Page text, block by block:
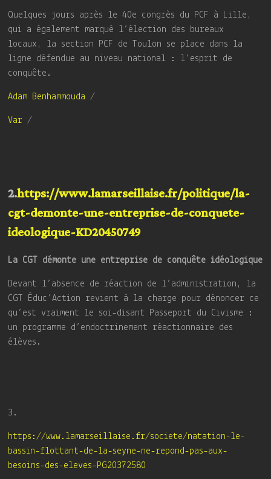
Quelques jours après le 40e congrès du PCF à Lille,
qui a également marqué l’élection des bureaux
locaux, la section PCF de Toulon se place dans la
ligne défendue au niveau national : l’esprit de
conquête.
Adam Benhammouda /
Var /
2.https://www.lamarseillaise.fr/politique/la-
cgt-demonte-une-entreprise-de-conquete-
ideologique-KD20450749
La CGT démonte une entreprise de conquête idéologique
Devant l’absence de réaction de l’administration, la
CGT Éduc’Action revient à la charge pour dénoncer ce
qu’est vraiment le soi-disant Passeport du Civisme :
un programme d’endoctrinement réactionnaire des
élèves.
3.
https://www.lamarseillaise.fr/societe/natation-le-
bassin-flottant-de-la-seyne-ne-repond-pas-aux-
besoins-des-eleves-PG20372580